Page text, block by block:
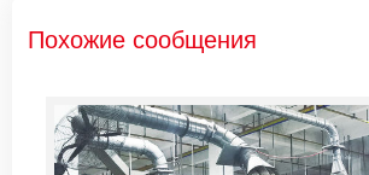
Похожие сообщения